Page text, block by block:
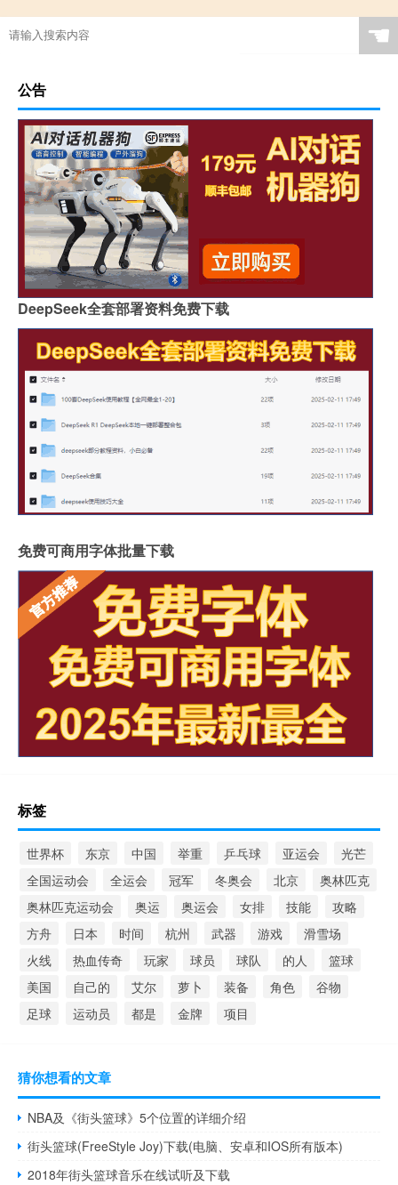
☚
公告
DeepSeek全套部署资料免费下载
免费可商用字体批量下载
标签
世界杯 东京 中国 举重 乒乓球 亚运会
光芒
全国运动会
全运会 冠军 冬奥会 北京
奥林匹克
奥林匹克运动会
奥运 奥运会 女排 技能
攻略
方舟
日本 时间 杭州 武器 游戏
滑雪场
火线
热血传奇 玩家 球员 球队 的人
篮球
美国
自己的 艾尔 萝卜 装备 角色
谷物
足球
运动员 都是 金牌 项目
猜你想看的文章
NBA及《街头篮球》5个位置的详细介绍
街头篮球(FreeStyle Joy)下载(电脑、安卓和IOS所有版本)
2018年街头篮球音乐在线试听及下载